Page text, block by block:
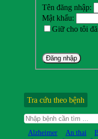
Tên đăng nhập:
Mật khẩu:
Giữ cho tôi
Đăng nhập
Tra cứu theo bệnh
Alzheimer An thai